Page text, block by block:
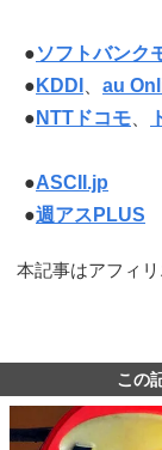
●ソフトバンク
● KDDI
au
● NTTドコモ
●ASCII.jp
●週アスPLUS
本記事はアフィ
この